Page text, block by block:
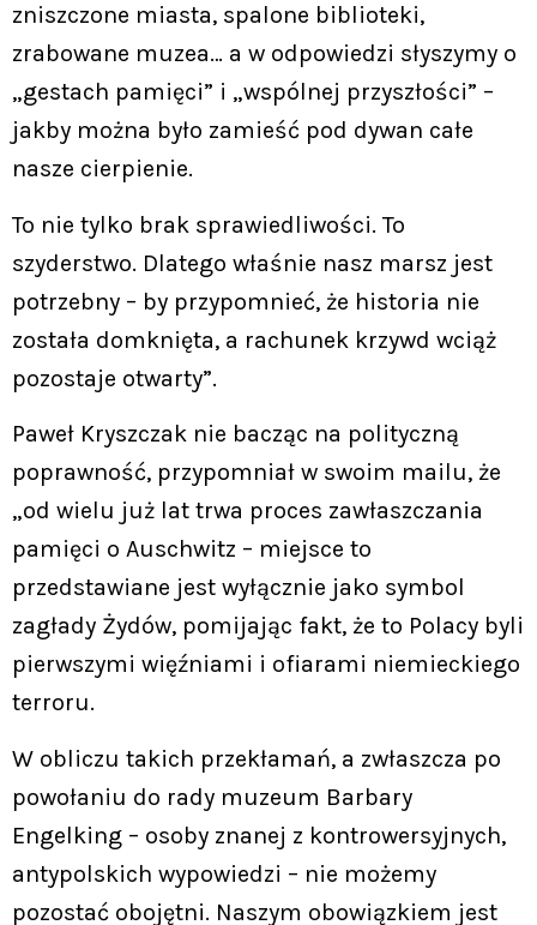
zniszczone miasta, spalone biblioteki,
zrabowane muzea… a w odpowiedzi słyszymy o
„gestach pamięci” i „wspólnej przyszłości” –
jakby można było zamieść pod dywan całe
nasze cierpienie.
To nie tylko brak sprawiedliwości. To
szyderstwo. Dlatego właśnie nasz marsz jest
potrzebny – by przypomnieć, że historia nie
została domknięta, a rachunek krzywd wciąż
pozostaje otwarty”.
Paweł Kryszczak nie bacząc na polityczną
poprawność, przypomniał w swoim mailu, że
„od wielu już lat trwa proces zawłaszczania
pamięci o Auschwitz – miejsce to
przedstawiane jest wyłącznie jako symbol
zagłady Żydów, pomijając fakt, że to Polacy byli
pierwszymi więźniami i ofiarami niemieckiego
terroru.
W obliczu takich przekłamań, a zwłaszcza po
powołaniu do rady muzeum Barbary
Engelking – osoby znanej z kontrowersyjnych,
antypolskich wypowiedzi – nie możemy
pozostać obojętni. Naszym obowiązkiem jest